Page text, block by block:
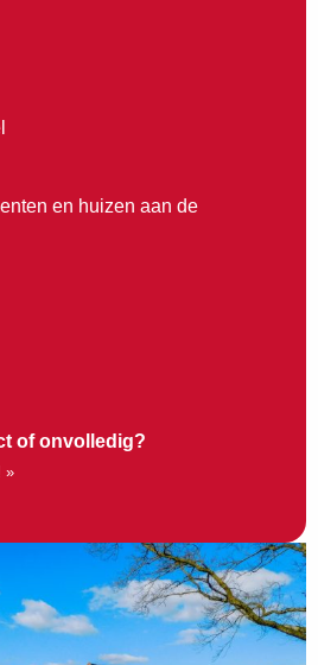
en huizen aan de
of onvolledig?
»